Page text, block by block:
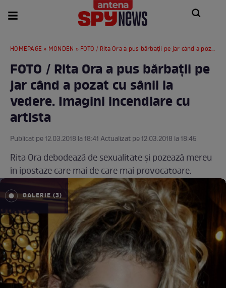
HOMEPAGE » MONDEN » FOTO / Rita Ora a pus bărbații pe jar când a pozat cu sânii la vedere. Imagini incendiare cu artista
FOTO / Rita Ora a pus bărbații pe
jar când a pozat cu sânii la
vedere. Imagini incendiare cu
artista
Publicat pe 12.03.2018 la 18:41 Actualizat pe 12.03.2018 la 18:45
Rita Ora debodează de sexualitate și pozează mereu
în ipostaze care mai de care mai provocatoare.
GALERIE (3)